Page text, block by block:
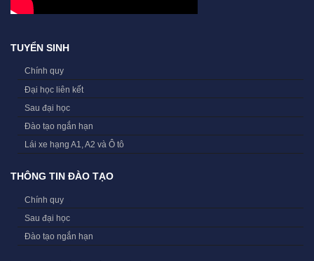
TUYỂN SINH
Chính quy
Đại học liên kết
Sau đại học
Đào tạo ngắn hạn
Lái xe hạng A1, A2 và Ô tô
THÔNG TIN ĐÀO TẠO
Chính quy
Sau đại học
Đào tạo ngắn hạn